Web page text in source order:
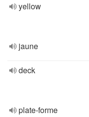
yellow
jaune
deck
plate-forme